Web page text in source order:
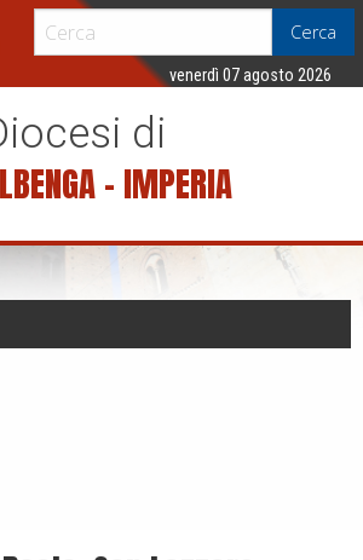
Cerca
venerdì 07 agosto 2026
di
– IMPERIA